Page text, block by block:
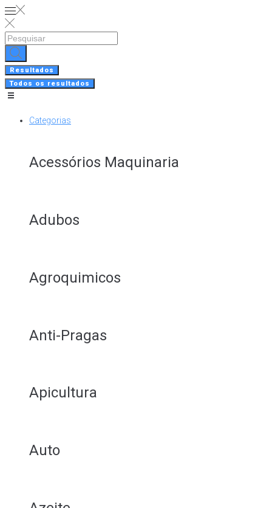
Skip
to
content
Search
Resultados
Todos os resultados
Categorias
Acessórios Maquinaria
Adubos
Agroquimicos
Anti-Pragas
Apicultura
Auto